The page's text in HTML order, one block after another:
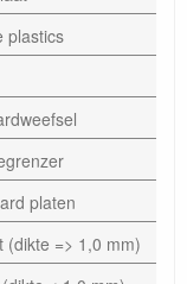
plastics
platen
(dikte => 1,0 mm)